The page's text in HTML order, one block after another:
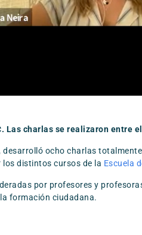
charlas se realizaron entre
desarrolló ocho charlas
los distintos cursos de la Escuela
por profesores y
formación ciudadana.